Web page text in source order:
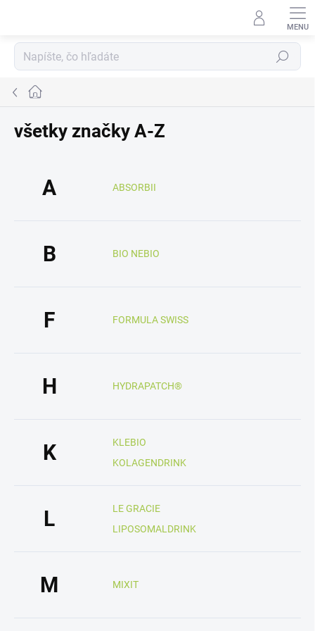
Hľadať
Domov
všetky značky A-Z
A ABSORBII
B BIO NEBIO
F FORMULA SWISS
H HYDRAPATCH®
K
KLEBIO
KOLAGENDRINK
L
LE GRACIE
LIPOSOMALDRINK
M MIXIT